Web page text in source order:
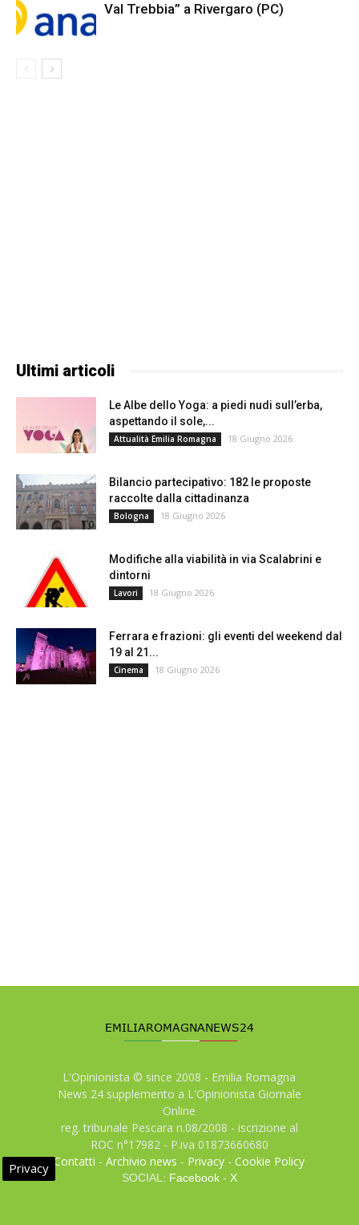
Val Trebbia” a Rivergaro (PC)
Ultimi articoli
Le Albe dello Yoga: a piedi nudi sull’erba,
aspettando il sole,...
Attualità Emilia Romagna 18 Giugno 2026
Bilancio partecipativo: 182 le proposte
raccolte dalla cittadinanza
Bologna 18 Giugno 2026
Modifiche alla viabilità in via Scalabrini e
dintorni
Lavori 18 Giugno 2026
Ferrara e frazioni: gli eventi del weekend dal
19 al 21...
Cinema 18 Giugno 2026
L'Opinionista © since 2008 - Emilia Romagna
News 24 supplemento a L'Opinionista Giornale
Online
reg. tribunale Pescara n.08/2008 - iscrizione al
ROC n°17982 - P.iva 01873660680
Contatti -Archivio news - Privacy -Cookie Policy
SOCIAL: Facebook- X
Privacy